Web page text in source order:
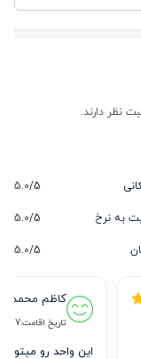
نظر دارند.
5/
5.0
به نرخ 5/
5.0
5/
5.0
کاظم محمدی
تاریخ اقامت:17